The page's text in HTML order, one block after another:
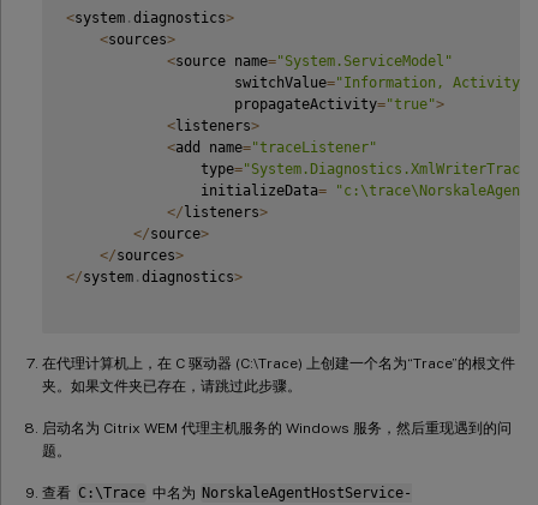
<system . diagnostics>
<sources>
<source name="System.ServiceModel"
                    switchValue
="Information,
                    propagateActivity
="true">
<listeners>
<add name="traceListener"
                type
=
                initializeData
=
</listeners>
</source>
</sources>
</system . diagnostics>
在代理计算机上，在 C 驱动器 (C:\Trace) 上创建一个名为“Trace”的根文件
夹。如果文件夹已存在，请跳过此步骤。
启动名为 Citrix WEM 代理主机服务的 Windows 服务，然后重现遇到的问
题。
查看 C:\Trace 中名为 NorskaleAgentHostService-